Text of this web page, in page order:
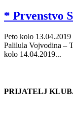
* Prvenstvo
Peto kolo
Palilula Vojvodina –
kolo 14.04.2019...
PRIJATELJ